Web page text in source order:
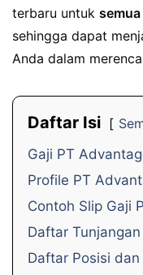
terbaru untuk
sehingga dapat
Anda dalam
Daftar Isi
Gaji PT
Profile PT
Contoh Slip Gaji
Daftar
Daftar Posisi